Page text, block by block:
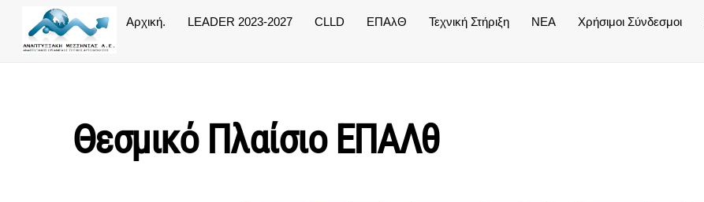
content
Αρχική. LEADER 2023-2027 CLLD ΕΠΑλΘ Τεχνική Στήριξη NEA Χρήσιμοι Σύνδεσμοι
Θεσμικό Πλαίσιο ΕΠΑΛθ